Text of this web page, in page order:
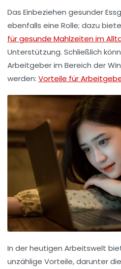
Das Einbeziehen gesunder
ebenfalls eine Rolle; dazu
für gesunde Mahlzeiten im
Unterstützung. Schließlich
Arbeitgeber im Bereich der
werden: Vorteile für
In der heutigen Arbeitswelt
unzählige Vorteile, darunter die